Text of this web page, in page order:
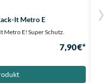
It Metro E
Metro E! Super Schutz.
7,90 €*